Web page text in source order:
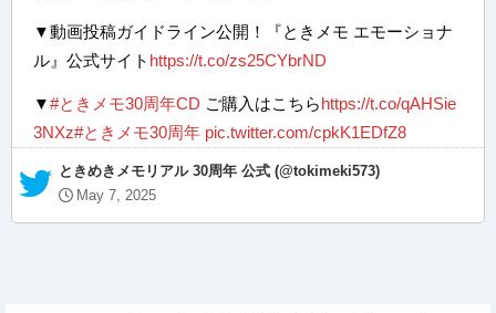
▼動画投稿ガイドライン公開！『ときメモ エモーショナ
ル』公式サイト https://t.co/zs25CYbrND
▼#ときメモ30周年CD ご購入はこちらhttps://t.co/qAHSie
3NXz#ときメモ30周年 pic.twitter.com/cpkK1EDfZ8
— ときめきメモリアル 30周年 公式 (@tokimeki573)
May 7, 2025